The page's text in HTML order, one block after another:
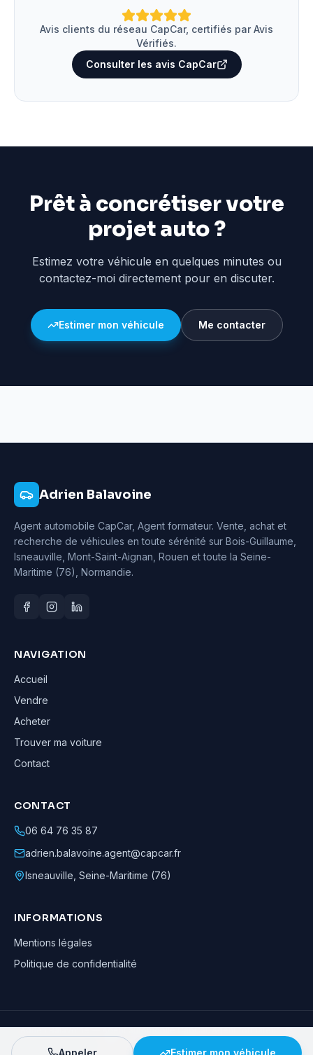
Avis clients du réseau CapCar, certifiés par Avis
Vérifiés.
Consulter les avis CapCar
Prêt à concrétiser votre
projet auto ?
Estimez votre véhicule en quelques minutes ou
contactez-moi directement pour en discuter.
Estimer mon véhicule Me contacter
Adrien Balavoine
Agent automobile CapCar, Agent formateur. Vente, achat et
recherche de véhicules en toute sérénité sur Bois-Guillaume,
Isneauville, Mont-Saint-Aignan, Rouen et toute la Seine-
Maritime (76), Normandie.
NAVIGATION
Accueil
Vendre
Acheter
Trouver ma voiture
Contact
CONTACT
06 64 76 35 87
adrien.balavoine.agent@capcar.fr
Isneauville Seine-Maritime (76)
INFORMATIONS
Mentions légales
Politique de confidentialité
Adrien Balavoine—Agent automobile CapCar, Agent formateur· ©
· Tous droits réservés
Appeler Estimer mon véhicule